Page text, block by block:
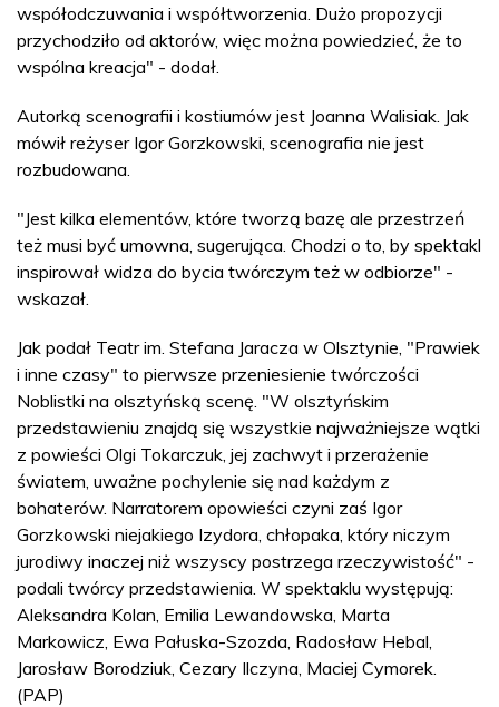
współodczuwania i współtworzenia. Dużo propozycji
przychodziło od aktorów, więc można powiedzieć, że to
wspólna kreacja" - dodał.
Autorką scenografii i kostiumów jest Joanna Walisiak. Jak
mówił reżyser Igor Gorzkowski, scenografia nie jest
rozbudowana.
"Jest kilka elementów, które tworzą bazę ale przestrzeń
też musi być umowna, sugerująca. Chodzi o to, by spektakl
inspirował widza do bycia twórczym też w odbiorze" -
wskazał.
Jak podał Teatr im. Stefana Jaracza w Olsztynie, "Prawiek
i inne czasy" to pierwsze przeniesienie twórczości
Noblistki na olsztyńską scenę. "W olsztyńskim
przedstawieniu znajdą się wszystkie najważniejsze wątki
z powieści Olgi Tokarczuk, jej zachwyt i przerażenie
światem, uważne pochylenie się nad każdym z
bohaterów. Narratorem opowieści czyni zaś Igor
Gorzkowski niejakiego Izydora, chłopaka, który niczym
jurodiwy inaczej niż wszyscy postrzega rzeczywistość" -
podali twórcy przedstawienia. W spektaklu występują:
Aleksandra Kolan, Emilia Lewandowska, Marta
Markowicz, Ewa Pałuska-Szozda, Radosław Hebal,
Jarosław Borodziuk, Cezary Ilczyna, Maciej Cymorek.
(PAP)